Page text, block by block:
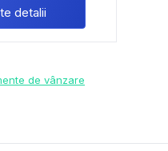
detalii
de vânzare